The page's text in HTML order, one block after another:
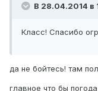
В 28.04.2014 в
Класс! Спасибо
да не бойтесь! там
главное что бы